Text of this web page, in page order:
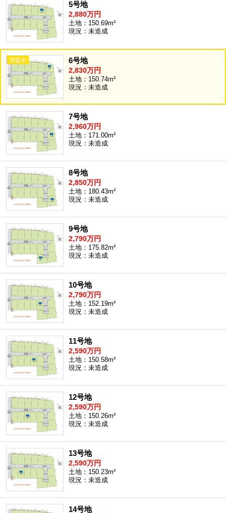
5号地
2,880万円
土地：150.69m²
現況：未造成
6号地
2,830万円
土地：150.74m²
現況：未造成
7号地
2,960万円
土地：171.00m²
現況：未造成
8号地
2,850万円
土地：180.43m²
現況：未造成
9号地
2,790万円
土地：175.82m²
現況：未造成
10号地
2,790万円
土地：152.19m²
現況：未造成
11号地
2,590万円
土地：150.58m²
現況：未造成
12号地
2,590万円
土地：150.26m²
現況：未造成
13号地
2,590万円
土地：150.23m²
現況：未造成
14号地